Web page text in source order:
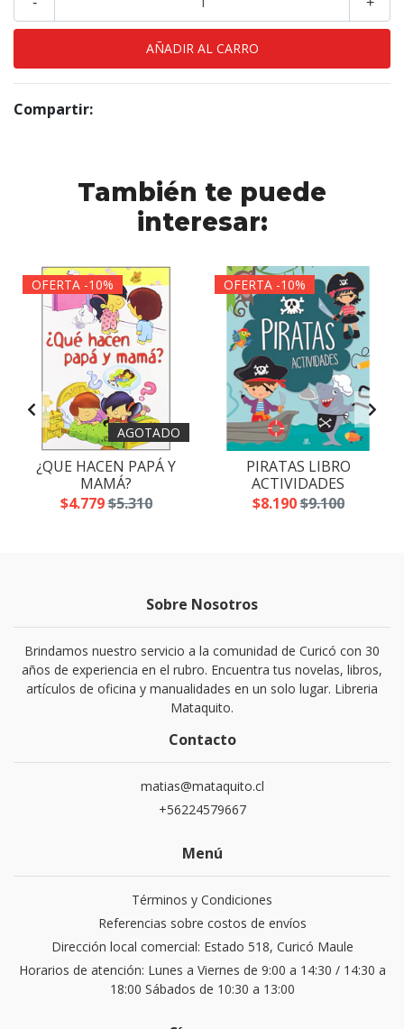
Compartir:
También te puede
interesar:
OFERTA -10%
AGOTADO
¿QUE HACEN PAPÁ Y
MAMÁ?
$4.779$5.310
OFERTA -10%
PIRATAS LIBRO
ACTIVIDADES
$8.190$9.100
Sobre Nosotros
Brindamos nuestro servicio a la comunidad de Curicó con 30
años de experiencia en el rubro. Encuentra tus novelas, libros,
artículos de oficina y manualidades en un solo lugar. Libreria
Mataquito.
Contacto
matias@mataquito.cl
+56224579667
Menú
Términos y Condiciones
Referencias sobre costos de envíos
Dirección local comercial: Estado 518, Curicó Maule
Horarios de atención: Lunes a Viernes de 9:00 a 14:30 / 14:30 a
18:00 Sábados de 10:30 a 13:00